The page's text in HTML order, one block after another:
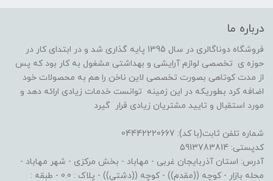
درباره ما
فروشگاه دوناگالری در سال 1395 پایه گذاری شد و در ابتدای کار در
حوزه ی تخصصی لوازم آرایشی و بهداشتی مشغول به کار بود که پس
از مدت کوتاهی بصورت تخصصی لاین ناخن را هم به محصولات خود
اضافه کرد بطوریکه در این زمینه توانست خدمات زیادی ارائه دهد و
مورد استقبال و تایید مشتریان زیادی قرار گیرد
شماره تلفن ثابت(با کد): 04442220667
کدپستی: 5913783814
آدرس: استان آذربایجان غربی - مهاباد - بخش مرکزی - شهر مهاباد -
محله بازار - کوچه ((مقدم)) - کوچه ((دشتی)) - پلاک : 0.0 - طبقه :